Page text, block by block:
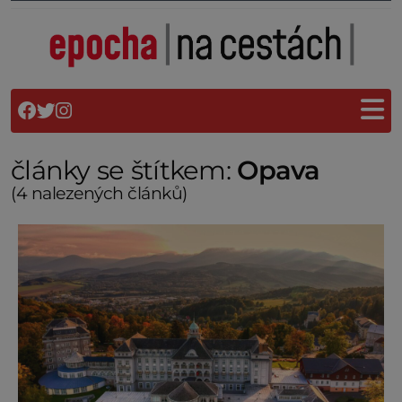
články se štítkem: Opava
(4 nalezených článků)